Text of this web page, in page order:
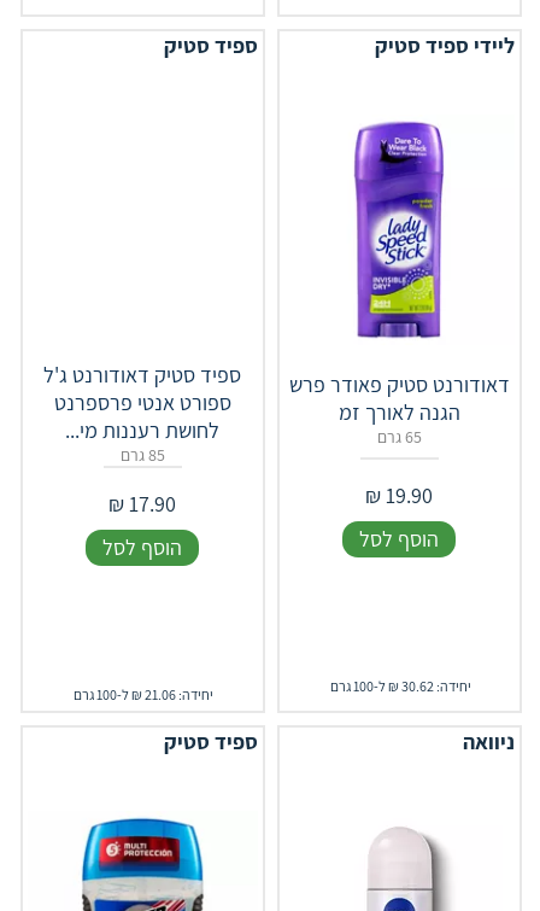
ליידי ספיד סטיק
דאודורנט סטיק פאודר פרש
הגנה לאורך זמ
65 גרם
19.90
₪
הוסף לסל
יחידה: 30.62 ₪ ל-100 גרם
ספיד סטיק
ספיד סטיק דאודורנט ג'ל
ספורט אנטי פרספרנט
לחושת רעננות מי...
85 גרם
17.90
₪
הוסף לסל
יחידה: 21.06 ₪ ל-100 גרם
ניוואה ספיד סטיק